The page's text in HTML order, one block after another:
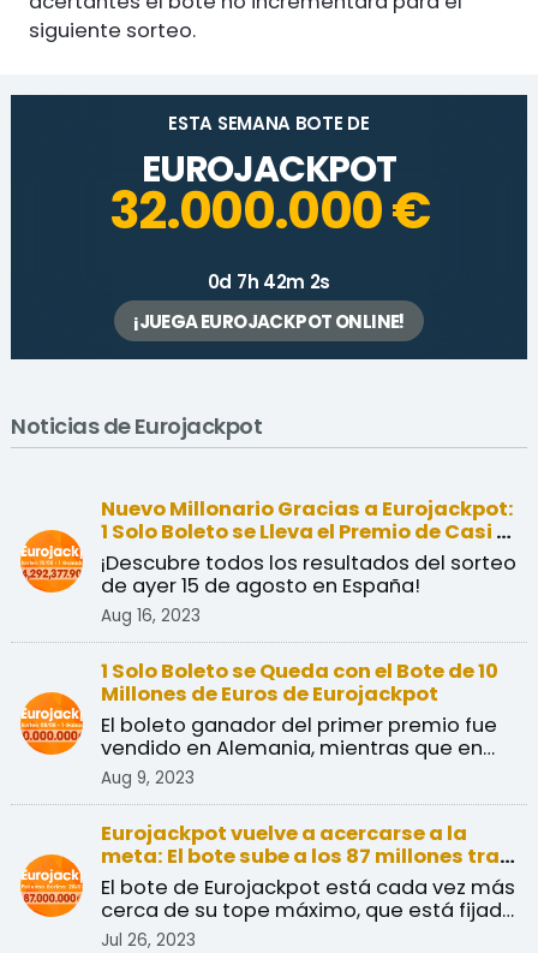
siguiente sorteo.
ESTA SEMANA BOTE DE
EUROJACKPOT
32.000.000 €
0d 7h 42m 2s
¡JUEGA EUROJACKPOT ONLINE!
Noticias de Eurojackpot
Nuevo Millonario Gracias a Eurojackpot:
1 Solo Boleto se Lleva el Premio de Casi 15
Millones de Euros
¡Descubre todos los resultados del sorteo
de ayer 15 de agosto en España!
Aug 16, 2023
1 Solo Boleto se Queda con el Bote de 10
Millones de Euros de Eurojackpot
El boleto ganador del primer premio fue
vendido en Alemania, mientras que en
Aug 9, 2023
Eurojackpot vuelve a acercarse a la
meta: El bote sube a los 87 millones tras
el sorteo del martes 25 de julio
El bote de Eurojackpot está cada vez más
cerca de su tope máximo, que está fijado
en 120 millone ...
Jul 26, 2023